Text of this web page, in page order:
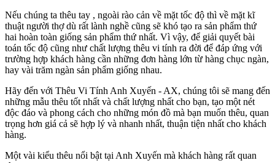
Nếu chúng ta thêu tay , ngoài rào cản về mặt tốc độ thì về mặt kĩ
thuật người thợ dù rất lành nghề cũng sẽ khó tạo ra sản phẩm thứ
hai hoàn toàn giống sản phẩm thứ nhất. Vì vậy, để giải quyết bài
toán tốc độ cũng như chất lượng thêu vi tính ra đời để đáp ứng với
trường hợp khách hàng cần những đơn hàng lớn từ hàng chục ngàn,
hay vài trăm ngàn sản phẩm giống nhau.
Hãy đến với Thêu Vi Tính Anh Xuyến - AX, chúng tôi sẽ mang đến
những mẫu thêu tốt nhất và chất lượng nhất cho bạn, tạo một nét
độc đáo và phong cách cho những món đồ mà bạn muốn thêu, quan
trọng hơn giá cả sẽ hợp lý và nhanh nhất, thuận tiện nhất cho khách
hàng.
Một vài kiểu thêu nổi bật tại Anh Xuyến mà khách hàng rất quan